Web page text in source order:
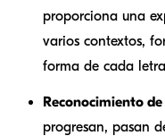
proporciona una
varios contextos,
forma de cada
Reconocimiento
progresan, pasan